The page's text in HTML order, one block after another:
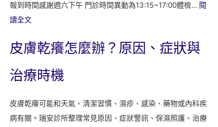
報到時間感謝週六下午 門診時間異動為13:15~17:00體檢… 閱
讀全文:
安
所
月
門
皮膚乾癢怎麼辦？原因、症狀與
治療時機
皮膚乾癢可能和天氣、清潔習慣、濕疹、感染、藥物或內科疾
病有關。瑞安診所整理常見原因、症狀警訊、保濕照護、治療